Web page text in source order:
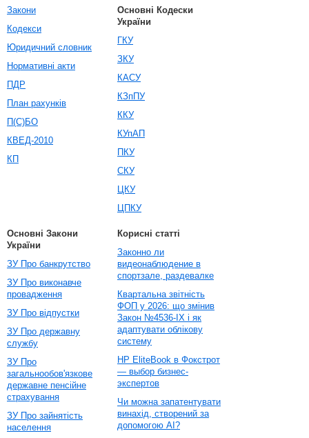
Закони
Кодекси
Юридичний словник
Нормативні акти
ПДР
План рахунків
П(С)БО
КВЕД-2010
КП
Основні Кодески
України
ГКУ
ЗКУ
КАСУ
КЗпПУ
ККУ
КУпАП
ПКУ
СКУ
ЦКУ
ЦПКУ
Основні Закони
України
ЗУ Про банкрутство
ЗУ Про виконавче
провадження
ЗУ Про відпустки
ЗУ Про державну
службу
ЗУ Про
загальнообов'язкове
державне пенсійне
страхування
ЗУ Про зайнятість
населення
Корисні статті
Законно ли
видеонаблюдение в
спортзале, раздевалке
Квартальна звітність
ФОП у 2026: що змінив
Закон №4536-IX і як
адаптувати облікову
систему
HP EliteBook в Фокстрот
— выбор бизнес-
экспертов
Чи можна запатентувати
винахід, створений за
допомогою AI?